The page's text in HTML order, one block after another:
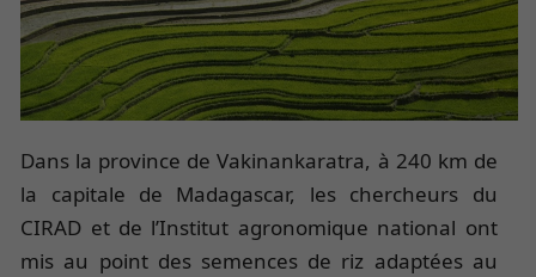
Dans la province de Vakinankaratra, à 240 km de
la capitale de Madagascar, les chercheurs du
CIRAD et de l’Institut agronomique national ont
mis au point des semences de riz adaptées au